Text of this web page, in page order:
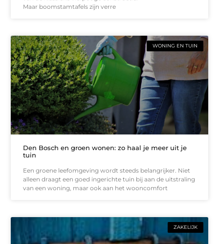
Maar boomstamtafels zijn verre
WONING EN TUIN
Den Bosch en groen wonen: zo haal je meer uit je
tuin
Een groene leefomgeving wordt steeds belangrijker. Niet
alleen draagt een goed ingerichte tuin bij aan de uitstraling
van een woning, maar ook aan het wooncomfort
ZAKELIJK